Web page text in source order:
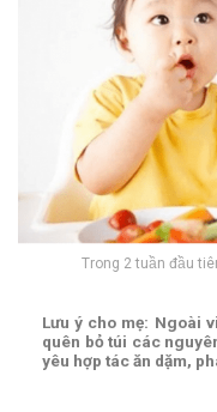
Trong 2 tuần đầu
Lưu ý cho mẹ: Ngoài
quên bỏ túi các
yêu hợp tác ăn dặm,